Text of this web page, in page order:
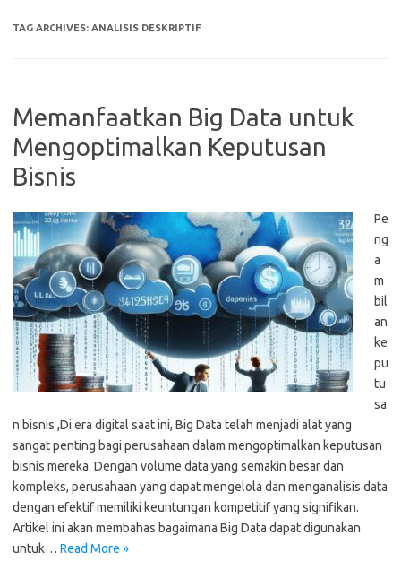
TAG ARCHIVES: ANALISIS DESKRIPTIF
Memanfaatkan Big Data untuk
Mengoptimalkan Keputusan
Bisnis
Pe
ng
a
m
bil
an
ke
pu
tu
sa
n bisnis ,Di era digital saat ini, Big Data telah menjadi alat yang
sangat penting bagi perusahaan dalam mengoptimalkan keputusan
bisnis mereka. Dengan volume data yang semakin besar dan
kompleks, perusahaan yang dapat mengelola dan menganalisis data
dengan efektif memiliki keuntungan kompetitif yang signifikan.
Artikel ini akan membahas bagaimana Big Data dapat digunakan
untuk… Read More »